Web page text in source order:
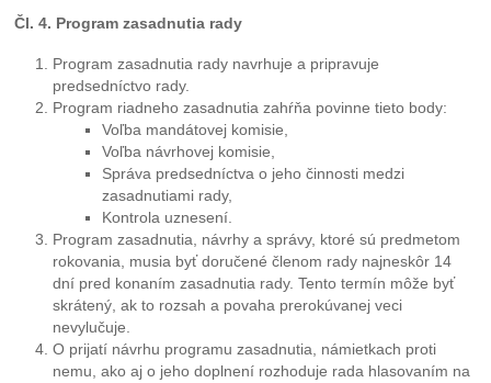
Čl. 4. Program zasadnutia rady
Program zasadnutia rady navrhuje a pripravuje
predsedníctvo rady.
Program riadneho zasadnutia zahŕňa povinne tieto body:
Voľba mandátovej komisie,
Voľba návrhovej komisie,
Správa predsedníctva o jeho činnosti medzi
zasadnutiami rady,
Kontrola uznesení.
Program zasadnutia, návrhy a správy, ktoré sú predmetom
rokovania, musia byť doručené členom rady najneskôr 14
dní pred konaním zasadnutia rady. Tento termín môže byť
skrátený, ak to rozsah a povaha prerokúvanej veci
nevylučuje.
O prijatí návrhu programu zasadnutia, námietkach proti
nemu, ako aj o jeho doplnení rozhoduje rada hlasovaním na